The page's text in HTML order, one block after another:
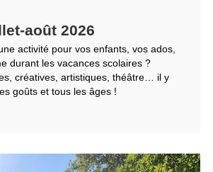
août 2026
activité pour vos enfants, vos ados,
durant les vacances scolaires ?
créatives, artistiques, théâtre… il y
goûts et tous les âges !